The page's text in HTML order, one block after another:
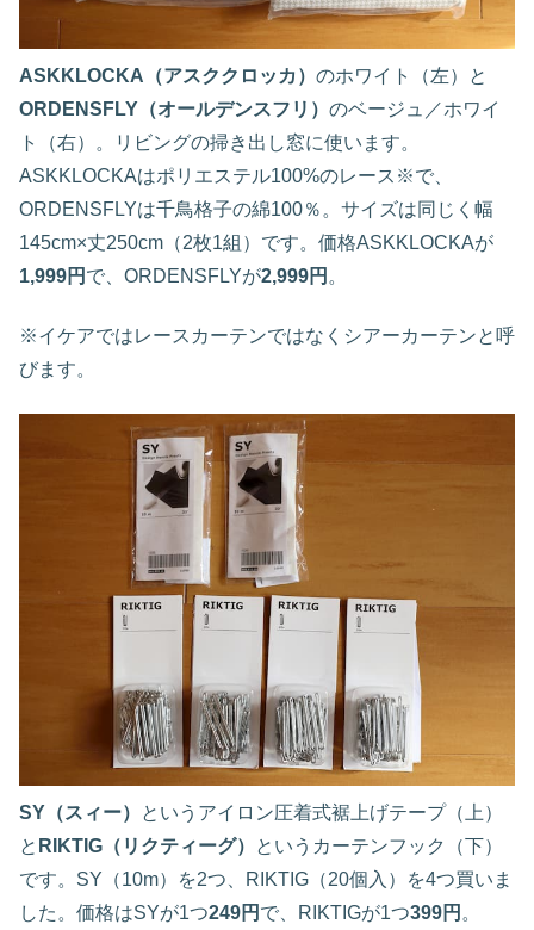
ASKKLOCKA（アスククロッカ） のホワイト（左）と
ORDENSFLY（オールデンスフリ） のベージュ／ホワイ
ト（右）。リビングの掃き出し窓に使います。
ASKKLOCKAはポリエステル100%のレース※で、
ORDENSFLYは千鳥格子の綿100％。サイズは同じく幅
145cm×丈250cm（2枚1組）です。価格ASKKLOCKAが
1,999円 で、ORDENSFLYが2,999円 。
※イケアではレースカーテンではなくシアーカーテンと呼
びます。
SY（スィー）
というアイロン圧着式裾上げテープ（上）
と RIKTIG（リクティーグ）
というカーテンフック（下）
です。SY（10m）を2つ、RIKTIG（20個入）を4つ買いま
した。価格はSYが1つ249円 で、RIKTIGが1つ399円 。